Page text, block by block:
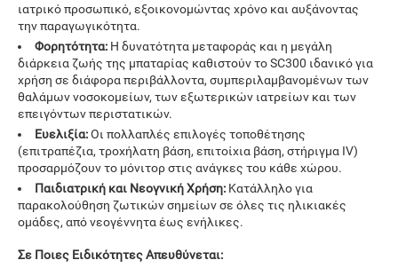
ιατρικό προσωπικό, εξοικονομώντας χρόνο και αυξάνοντας
την παραγωγικότητα.
Φορητότητα: Η δυνατότητα μεταφοράς και η μεγάλη
διάρκεια ζωής της μπαταρίας καθιστούν το SC300 ιδανικό για
χρήση σε διάφορα περιβάλλοντα, συμπεριλαμβανομένων των
θαλάμων νοσοκομείων, των εξωτερικών ιατρείων και των
επειγόντων περιστατικών.
Ευελιξία:Οι πολλαπλές επιλογές τοποθέτησης
(επιτραπέζια, τροχήλατη βάση, επιτοίχια βάση, στήριγμα IV)
προσαρμόζουν το μόνιτορ στις ανάγκες του κάθε χώρου.
Παιδιατρική και Νεογνική Χρήση: Κατάλληλο για
παρακολούθηση ζωτικών σημείων σε όλες τις ηλικιακές
ομάδες, από νεογέννητα έως ενήλικες.
Σε Ποιες Ειδικότητες Απευθύνεται: